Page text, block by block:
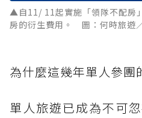
▲自11/ 11起實施「領隊不配房
房的衍生費用。 圖：何時旅遊
為什麼這幾年單人參團
單人旅遊已成為不可